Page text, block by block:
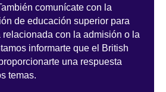
comunícate con la
de educación superior para
con la admisión o la
informarte que el British
una respuesta
temas.